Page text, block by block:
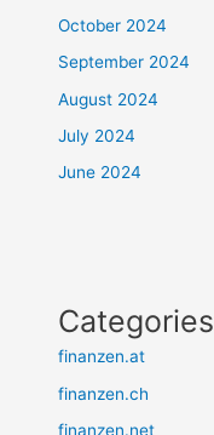
October 2024
September 2024
August 2024
July 2024
June 2024
Categories
finanzen.at
finanzen.ch
finanzen.net